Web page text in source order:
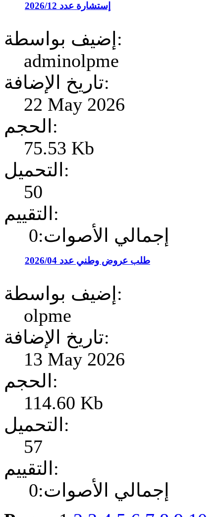
إستشارة عدد 2026/12
إضيف بواسطة:
adminolpme
تاريخ الإضافة:
22 May 2026
الحجم:
75.53 Kb
التحميل:
50
التقييم:
إجمالي الأصوات:0
طلب عروض وطني عدد 2026/04
إضيف بواسطة:
olpme
تاريخ الإضافة:
13 May 2026
الحجم:
114.60 Kb
التحميل:
57
التقييم:
إجمالي الأصوات:0